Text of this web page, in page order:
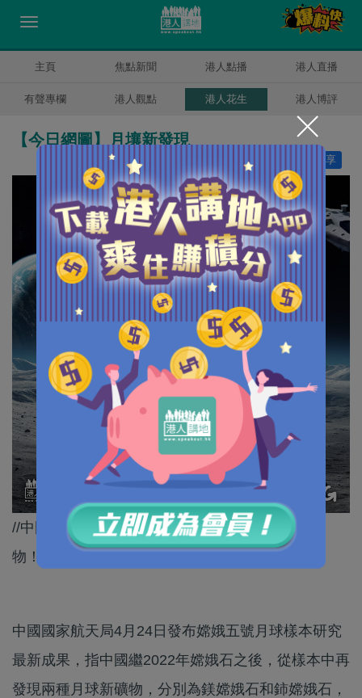
主頁 焦點新聞 港人點播 港人直播
有聲專欄 港人觀點 港人花生 港人博評
【今日網圖】月壤新發現
分享
//中國至今已從嫦娥五號月球樣本中發現3種新礦
物！//
中國國家航天局4月24日發布嫦娥五號月球樣本研究
最新成果，指中國繼2022年嫦娥石之後，從樣本中再
發現兩種月球新礦物，分別為鎂嫦娥石和鈰嫦娥石，